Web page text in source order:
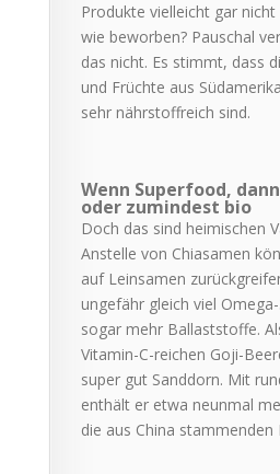
Produkte vielleicht gar
wie beworben? Pauschal
das nicht. Es stimmt, dass
und Früchte aus
sehr nährstoffreich sind.
Wenn Superfood,
oder zumindest bio
Doch das sind heimischen
Anstelle von Chiasamen
auf Leinsamen
ungefähr gleich viel
sogar mehr Ballaststoffe.
Vitamin-C-reichen Goji-
super gut Sanddorn. Mit
enthält er etwa neunmal
die aus China stammenden